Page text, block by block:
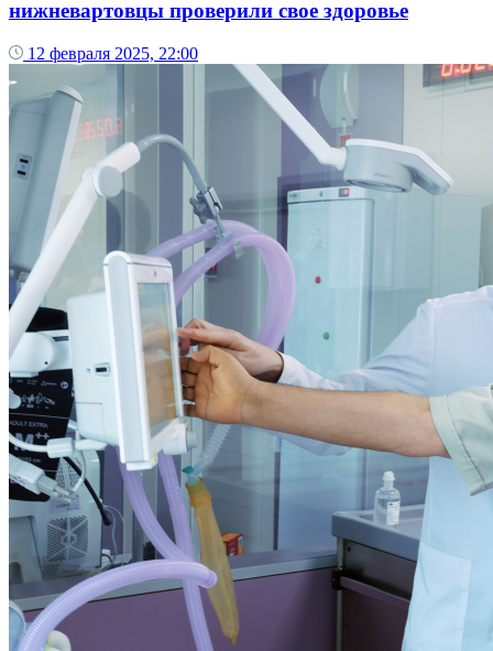
нижневартовцы проверили свое здоровье
12 февраля 2025, 22:00